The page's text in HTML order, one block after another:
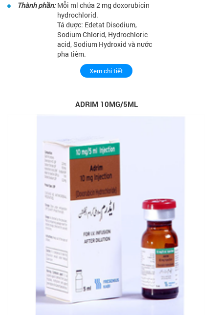
Thành phần: Mỗi ml chứa 2 mg doxorubicin
hydrochlorid.
Tá dược: Edetat Disodium,
Sodium Chlorid, Hydrochloric
acid, Sodium Hydroxid và nước
pha tiêm.
Xem chi tiết
ADRIM 10MG/5ML